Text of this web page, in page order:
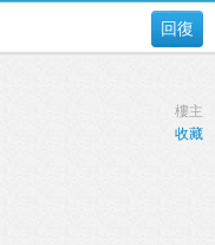
回復
樓主
收藏